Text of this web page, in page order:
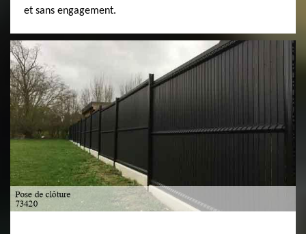
et sans engagement.